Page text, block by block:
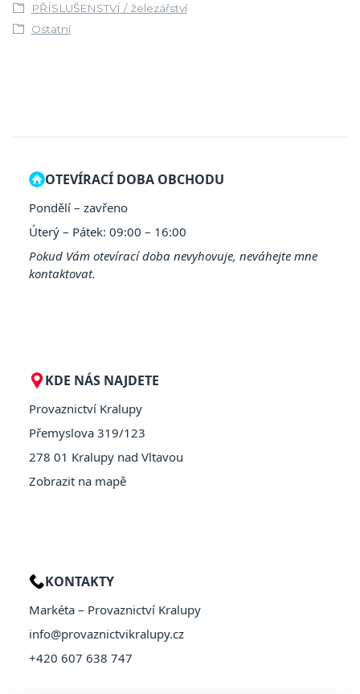
PŘÍSLUŠENSTVÍ / železářství
Ostatní
OTEVÍRACÍ DOBA OBCHODU
Pondělí – zavřeno
Úterý – Pátek: 09:00 – 16:00
Pokud Vám otevírací doba nevyhovuje, neváhejte mne
kontaktovat.
KDE NÁS NAJDETE
Provaznictví Kralupy
Přemyslova 319/123
278 01 Kralupy nad Vltavou
Zobrazit na mapě
KONTAKTY
Markéta – Provaznictví Kralupy
info@provaznictvikralupy.cz
+420 607 638 747